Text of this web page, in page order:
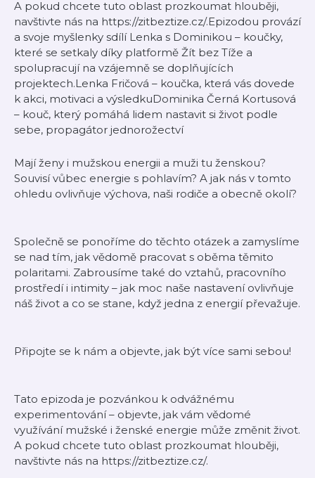
A pokud chcete tuto oblast prozkoumat hlouběji,
navštivte nás na https://zitbeztize.cz/.Epizodou provází
a svoje myšlenky sdílí Lenka s Dominikou – koučky,
které se setkaly díky platformě Žít bez Tíže a
spolupracují na vzájemně se doplňujících
projektech.Lenka Fričová – koučka, která vás dovede
k akci, motivaci a výsledkuDominika Černá Kortusová
– kouč, který pomáhá lidem nastavit si život podle
sebe, propagátor jednorožectví
Mají ženy i mužskou energii a muži tu ženskou?
Souvisí vůbec energie s pohlavím? A jak nás v tomto
ohledu ovlivňuje výchova, naši rodiče a obecně okolí?
Společně se ponoříme do těchto otázek a zamyslíme
se nad tím, jak vědomě pracovat s oběma těmito
polaritami. Zabrousíme také do vztahů, pracovního
prostředí i intimity – jak moc naše nastavení ovlivňuje
náš život a co se stane, když jedna z energií převažuje.
Připojte se k nám a objevte, jak být více sami sebou!
Tato epizoda je pozvánkou k odvážnému
experimentování – objevte, jak vám vědomé
využívání mužské i ženské energie může změnit život.
A pokud chcete tuto oblast prozkoumat hlouběji,
navštivte nás na https://zitbeztize.cz/.